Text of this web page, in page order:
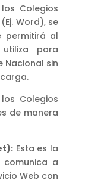
Colegios
Word), se
permitirá al
para
Nacional sin
Colegios
de manera
Esta es la
a
Web con